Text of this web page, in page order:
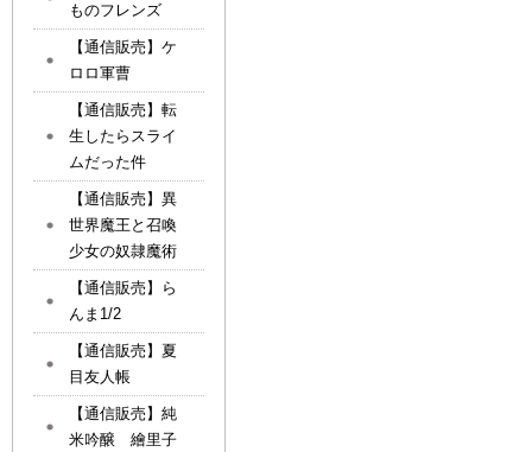
ものフレンズ
【通信販売】ケ
ロロ軍曹
【通信販売】転
生したらスライ
ムだった件
【通信販売】異
世界魔王と召喚
少女の奴隷魔術
【通信販売】ら
んま1/2
【通信販売】夏
目友人帳
【通信販売】純
米吟醸 繪里子